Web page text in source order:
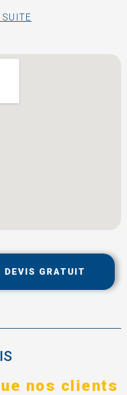
DEVIS GRATUIT
nos clients